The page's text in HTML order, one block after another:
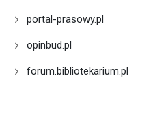
portal-prasowy.pl
opinbud.pl
forum.bibliotekarium.pl